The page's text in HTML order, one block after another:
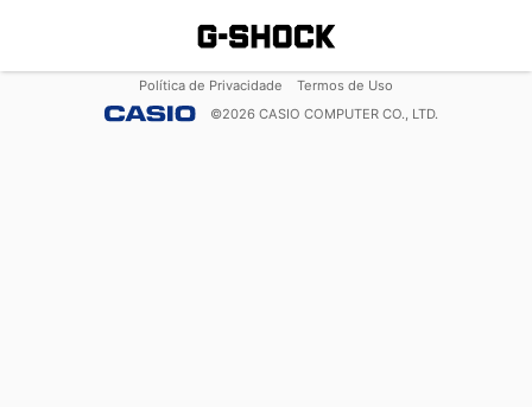
Política de Privacidade
Termos de Uso
©2026 CASIO COMPUTER CO., LTD.